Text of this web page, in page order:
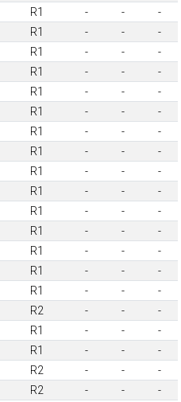
R1 - -
-
R1 - -
-
R1 - -
-
R1 - -
-
R1 - -
-
R1 - -
-
R1 - -
-
R1 - -
-
R1 - -
-
R1 - -
-
R1 - -
-
R1 - -
-
R1 - -
-
R1 - -
-
R1 - -
-
R2 - -
-
R1 - -
-
R1 - -
-
R2 - -
-
R2 - -
-